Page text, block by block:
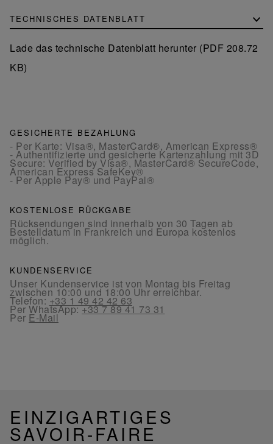
TECHNISCHES DATENBLATT
Lade das technische Datenblatt herunter (PDF 208.72
KB)
GESICHERTE BEZAHLUNG
- Per Karte: Visa®, MasterCard®, American Express®
- Authentifizierte und gesicherte Kartenzahlung mit 3D
Secure: Verified by Visa®, MasterCard® SecureCode,
American Express SafeKey®
- Per Apple Pay® und PayPal®
KOSTENLOSE RÜCKGABE
Rücksendungen sind innerhalb von 30 Tagen ab
Bestelldatum in Frankreich und Europa kostenlos
möglich.
KUNDENSERVICE
Unser Kundenservice ist von Montag bis Freitag
zwischen 10:00 und 18:00 Uhr erreichbar.
Telefon:+33 1 49 42 42 63
Per WhatsApp:+33 7 89 41 73 31
Per E-Mail
EINZIGARTIGES
SAVOIR-FAIRE